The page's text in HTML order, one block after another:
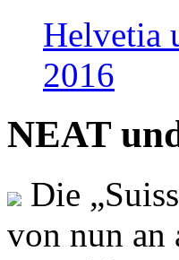
Helvetia
2016
NEAT
Die
von nun an